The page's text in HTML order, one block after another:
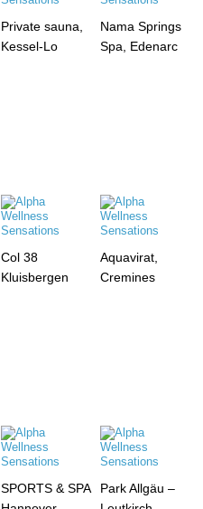
Private sauna,
Kessel-Lo
Nama Springs
Spa, Edenarc
Col 38
Kluisbergen
Aquavirat,
Cremines
SPORTS & SPA
Park Allgäu –